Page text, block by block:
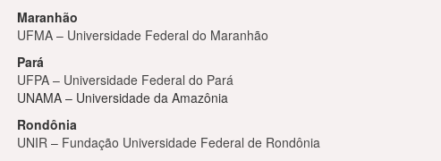
Maranhão
UFMA – Universidade Federal do Maranhão
Pará
UFPA – Universidade Federal do Pará
UNAMA – Universidade da Amazônia
Rondônia
UNIR – Fundação Universidade Federal de Rondônia